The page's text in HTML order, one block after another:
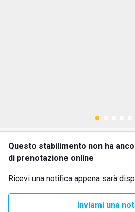
Questo stabilimento non ha
di prenotazione online
Ricevi una notifica appena sarà
Inviami una